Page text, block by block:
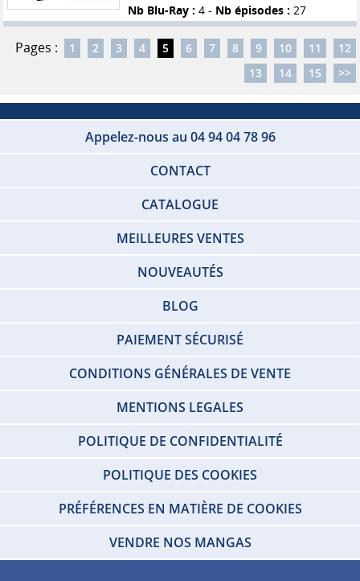
Nb Blu-Ray : 4 - Nb épisodes : 27
Pages : 1 2 3 4 5 6 7 8 9 10 11
12
13
14 15 >>
Appelez-nous au 04 94 04 78 96
CONTACT
CATALOGUE
MEILLEURES VENTES
NOUVEAUTÉS
BLOG
PAIEMENT SÉCURISÉ
CONDITIONS GÉNÉRALES DE VENTE
MENTIONS LEGALES
POLITIQUE DE CONFIDENTIALITÉ
POLITIQUE DES COOKIES
PRÉFÉRENCES EN MATIÈRE DE COOKIES
VENDRE NOS MANGAS